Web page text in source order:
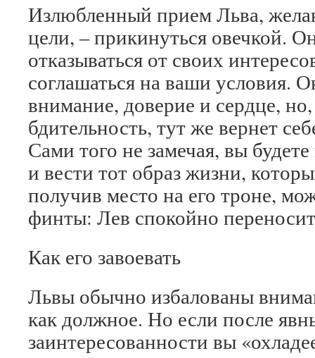
Излюбленный прием Льва,
цели, – прикинуться овечкой.
отказываться от своих
соглашаться на ваши условия.
внимание, доверие и сердце,
бдительность, тут же вернет
Сами того не замечая, вы
и вести тот образ жизни,
получив место на его троне,
финты: Лев спокойно
Как его завоевать
Львы обычно избалованы
как должное. Но если после
заинтересованности вы